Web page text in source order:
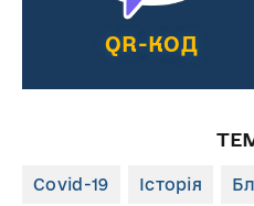
QR-КОД
Covid-19 Історія